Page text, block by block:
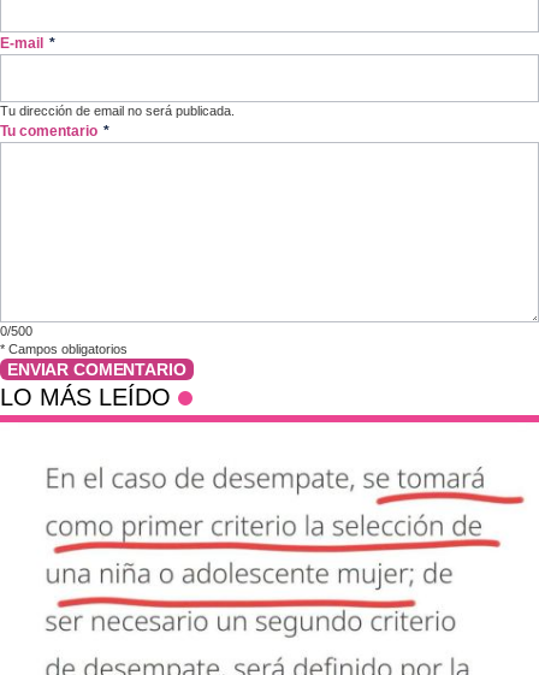
E-mail *
Tu dirección de email no será publicada.
Tu comentario *
0/500
* Campos obligatorios
ENVIAR COMENTARIO
LO MÁS LEÍDO